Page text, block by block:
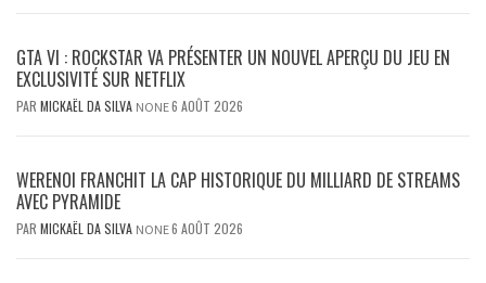
GTA VI : ROCKSTAR VA PRÉSENTER UN NOUVEL APERÇU DU JEU EN
EXCLUSIVITÉ SUR NETFLIX
PAR MICKAËL DA SILVA NONE6 AOÛT 2026
WERENOI FRANCHIT LA CAP HISTORIQUE DU MILLIARD DE STREAMS
AVEC PYRAMIDE
PAR MICKAËL DA SILVA NONE6 AOÛT 2026